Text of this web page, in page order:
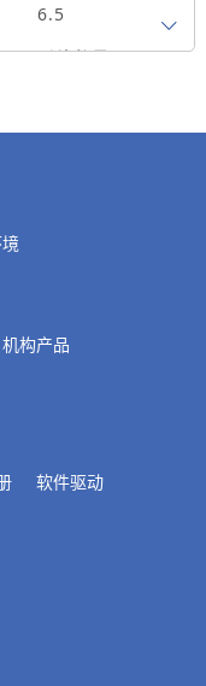
6.5
引线数量
马达长度mm
机构产品
软件驱动